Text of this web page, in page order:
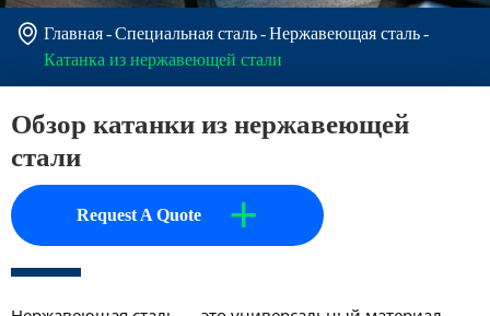
 Главная Специальная сталь
Нержавеющая сталь
Катанка из нержавеющей стали
Обзор катанки из нержавеющей
стали
Request A Quote +